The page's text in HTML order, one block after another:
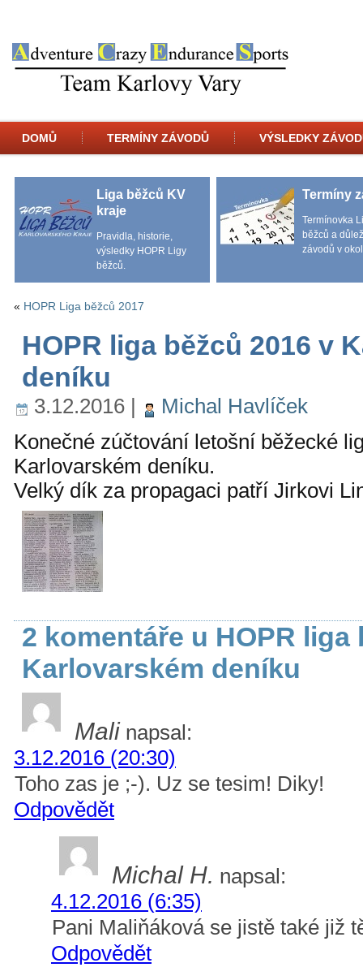
DOMŮ TERMÍNY ZÁVODŮ VÝSLEDKY
Liga běžců KV
kraje
Pravidla, historie,
výsledky HOPR Ligy
běžců.
Termíny
Termínovka
běžců a
závodů v
« HOPR Liga běžců 2017
HOPR liga běžců 2016 v
deníku
3.12.2016 |
Michal Havlíček
Konečné zúčtování letošní běžecké
Karlovarském deníku.
Velký dík za propagaci patří Jirkovi
2 komentáře u HOPR liga
Karlovarském deníku
Mali napsal:
3.12.2016 (20:30)
Toho zas je ;-). Uz se tesim! Diky!
Odpovědět
Michal H. napsal:
4.12.2016 (6:35)
Pani Maliňáková se jistě také již
Odpovědět